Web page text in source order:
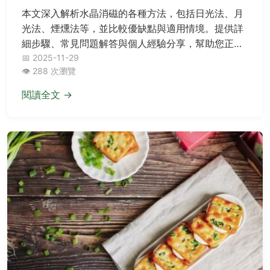
本文深入解析水晶消磁的各種方法，包括日光法、月
光法、煙燻法等，並比較優缺點與適用情境。提供詳
細步驟、常見問題解答與個人經驗分享，幫助您正確
維護水晶能量，避免負面影響。無論是新手或資深玩
家，都能找到實用指南。
📅 2025-11-29
👁️ 288 次瀏覽
閱讀全文 →